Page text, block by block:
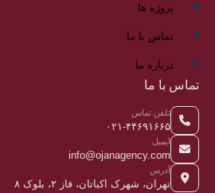
پروژه ها
تماس با ما
درباره ما
تماس با ما
تلفن تماس
۰۲۱-۴۴۶۹۱۶۶۵
ایمیل
info@ojanagency.com
آدرس
تهران، شهرک اکباتان، فاز ۲، بلوک ۸